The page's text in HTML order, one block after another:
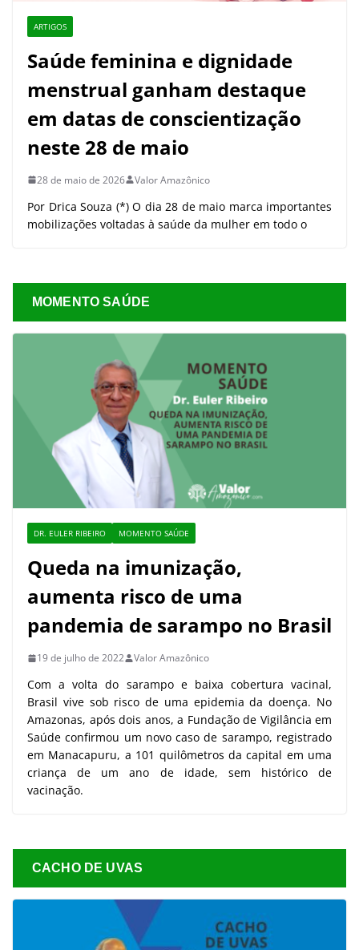
ARTIGOS
Saúde feminina e dignidade
menstrual ganham destaque
em datas de conscientização
neste 28 de maio
28 de maio de 2026 Valor Amazônico
Por Drica Souza (*) O dia 28 de maio marca importantes
mobilizações voltadas à saúde da mulher em todo o
MOMENTO SAÚDE
DR. EULER RIBEIRO MOMENTO SAÚDE
Queda na imunização,
aumenta risco de uma
pandemia de sarampo no Brasil
19 de julho de 2022 Valor Amazônico
Com a volta do sarampo e baixa cobertura vacinal,
Brasil vive sob risco de uma epidemia da doença. No
Amazonas, após dois anos, a Fundação de Vigilância em
Saúde confirmou um novo caso de sarampo, registrado
em Manacapuru, a 101 quilômetros da capital em uma
criança de um ano de idade, sem histórico de
vacinação.
CACHO DE UVAS